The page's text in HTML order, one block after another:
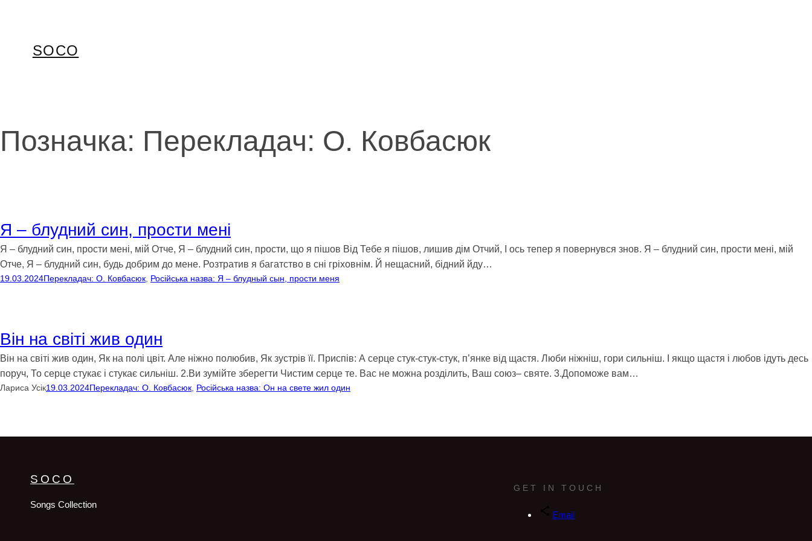
SOCO
Позначка: Перекладач: О. Ковбасюк
Я – блудний син, прости мені
Я – блудний син, прости мені, мій Отче, Я – блудний син, прости, що я пішов Від Тебе я пішов, лишив дім Отчий, І ось тепер я повернувся знов. Я – блудний син, прости мені, мій
Отче, Я – блудний син, будь добрим до мене. Розтратив я багатство в сні гріховнім. Й нещасний, бідний йду…
19.03.2024Перекладач: О. Ковбасюк Російська назва: Я – блудный сын, прости меня
Він на світі жив один
Він на світі жив один, Як на полі цвіт. Але ніжно полюбив, Як зустрів її. Приспів: А серце стук-стук-стук, п’янке від щастя. Люби ніжніш, гори сильніш. І якщо щастя і любов ідуть десь
поруч, То серце стукає і стукає сильніш. 2.Ви зумійте зберегти Чистим серце те. Вас не можна розділить, Ваш союз– святе. 3.Допоможе вам…
Лариса Усік19.03.2024Перекладач: О. Ковбасюк Російська назва: Он на свете жил один
SOCO
Songs Collection
GET IN TOUCH
Email